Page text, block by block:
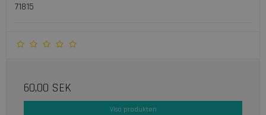
71815
60,00 SEK
Visa produkten